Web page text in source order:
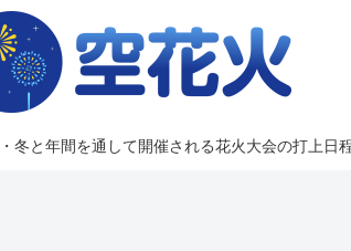
と年間を通して開催される花火大会の打上日